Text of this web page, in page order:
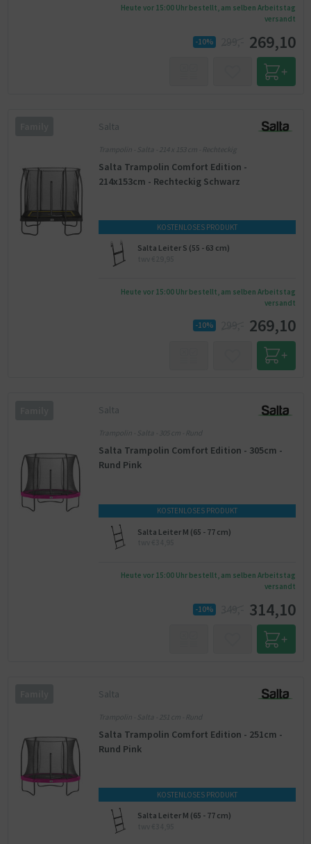
Heute vor 15:00 Uhr bestellt, am selben Arbeitstag
versandt
-10% 269,10
Salta
Trampolin - Salta - 214 x 153 cm - Rechteckig
Salta Trampolin Comfort Edition -
214x153cm - Rechteckig Schwarz
KOSTENLOSES PRODUKT
Salta Leiter S (55 - 63 cm)
Heute vor 15:00 Uhr bestellt, am selben Arbeitstag
versandt
-10% 269,10
Salta
Trampolin - Salta - 305 cm - Rund
Salta Trampolin Comfort Edition - 305cm -
Rund Pink
KOSTENLOSES PRODUKT
Salta Leiter M (65 - 77 cm)
Heute vor 15:00 Uhr bestellt, am selben Arbeitstag
versandt
-10% 314,10
Salta
Trampolin - Salta - 251 cm - Rund
Salta Trampolin Comfort Edition - 251cm -
Rund Pink
KOSTENLOSES PRODUKT
Salta Leiter M (65 - 77 cm)